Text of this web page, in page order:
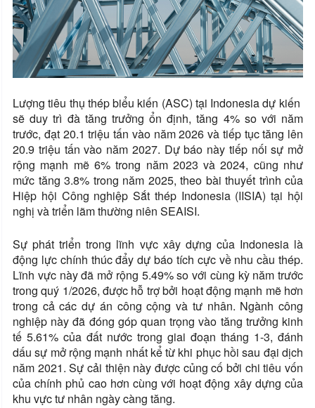
Lượng tiêu thụ thép biểu kiến ​​(ASC) tại Indonesia dự kiến ​​
sẽ duy trì đà tăng trưởng ổn định, tăng 4% so với năm
trước, đạt 20.1 triệu tấn vào năm 2026 và tiếp tục tăng lên
20.9 triệu tấn vào năm 2027. Dự báo này tiếp nối sự mở
rộng mạnh mẽ 6% trong năm 2023 và 2024, cũng như
mức tăng 3.8% trong năm 2025, theo bài thuyết trình của
Hiệp hội Công nghiệp Sắt thép Indonesia (IISIA) tại hội
nghị và triển lãm thường niên SEAISI.
Sự phát triển trong lĩnh vực xây dựng của Indonesia là
động lực chính thúc đẩy dự báo tích cực về nhu cầu thép.
Lĩnh vực này đã mở rộng 5.49% so với cùng kỳ năm trước
trong quý 1/2026, được hỗ trợ bởi hoạt động mạnh mẽ hơn
trong cả các dự án công cộng và tư nhân. Ngành công
nghiệp này đã đóng góp quan trọng vào tăng trưởng kinh
tế 5.61% của đất nước trong giai đoạn tháng 1-3, đánh
dấu sự mở rộng mạnh nhất kể từ khi phục hồi sau đại dịch
năm 2021. Sự cải thiện này được củng cố bởi chi tiêu vốn
của chính phủ cao hơn cùng với hoạt động xây dựng của
khu vực tư nhân ngày càng tăng.